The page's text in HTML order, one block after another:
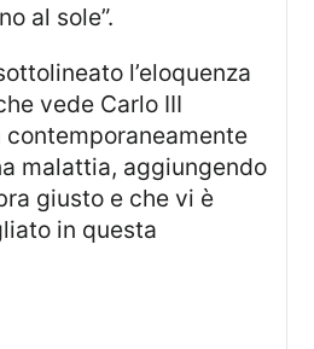
al sole”.
vede Carlo III
malattia, aggiungendo
giusto e che vi è
in questa